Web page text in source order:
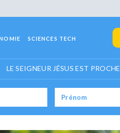
SCIENCES TECH
LE SEIGNEUR JÉSUS EST PROCHE